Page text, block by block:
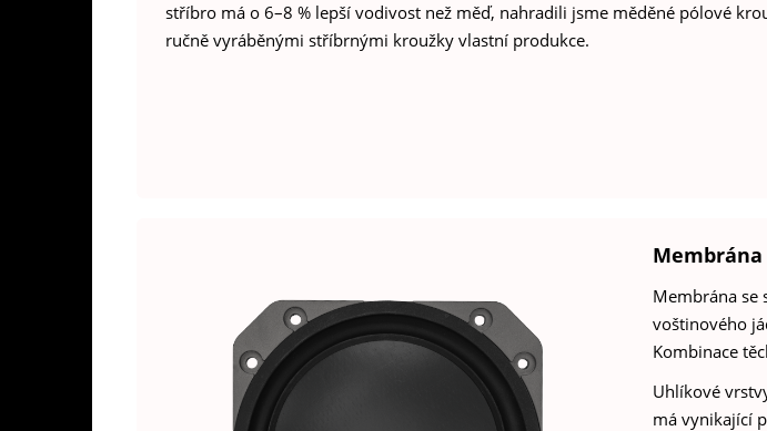
stříbro má o 6–8 % lepší vodivost než měď, nahradili jsme měděné pólové
ručně vyráběnými stříbrnými kroužky vlastní produkce.
Membrána
Membrána se
voštinového
Kombinace
Uhlíkové
má vynikající